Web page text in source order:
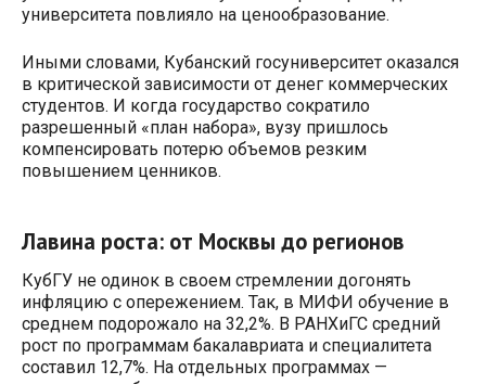
университета повлияло на ценообразование.
Иными словами, Кубанский госуниверситет оказался
в критической зависимости от денег коммерческих
студентов. И когда государство сократило
разрешенный «план набора», вузу пришлось
компенсировать потерю объемов резким
повышением ценников.
Лавина роста: от Москвы до регионов
КубГУ не одинок в своем стремлении догонять
инфляцию с опережением. Так, в МИФИ обучение в
среднем подорожало на 32,2%. В РАНХиГС средний
рост по программам бакалавриата и специалитета
составил 12,7%. На отдельных программах —